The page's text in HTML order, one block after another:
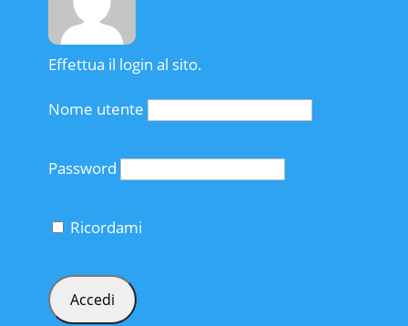
Effettua il login al sito.
Nome utente
Password
Ricordami